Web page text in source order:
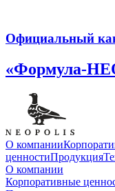
Официальный
«Формула-
О компании
ценностиПродукция
О компании
Корпоративные